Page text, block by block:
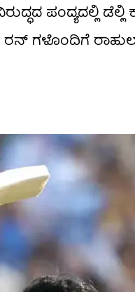
ಪಂದ್ಯದಲ್ಲಿ
ಗಳೊಂದಿಗೆ